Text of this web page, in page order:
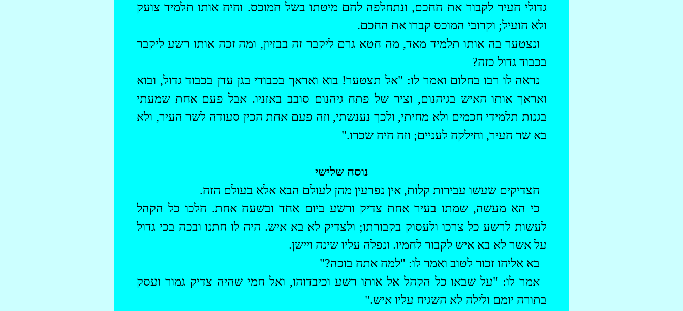
גדולי העיר לקבור את החכם, ונתחלפה להם מיטתו בשל המוכס. והיה אותו תלמיד צועק
ולא הועיל; וקרובי המוכס קברו את החכם.
‏ונצטער בה אותו תלמיד מאד, מה חטא גרם ליקבר זה בבזיון, ומה זכה אותו רשע ליקבר
בכבוד גדול כזה?
נראה לו רבו בחלום ואמר לו: "אל תצטער! בוא ואראך בכבודי בגן עדן בכבוד גדול, ובוא
ואראך אותו האיש בגיהנום, וציר של פתחגיהנום סובב באזניו. אבל פעם אחת שמעתי
בגנות תלמידי חכמים ולא מחיתי, ולכך נענשתי, וזה פעם אחת הכין סעודה לשר העיר, ולא
בא שר העיר, וחילקה לעניים; וזה היה שכרו."
נוסח שלישי
‏הצדיקים שעשו עבירות קלות, אין נפרעיןמהן לעולם הבא אלא בעולם הזה.
‏כי הא מעשה, שמתו בעיר אחת צדיק ורשע ביום אחד ובשעה אחת. הלכו כל הקהל
לעשות לרשע כל צרכו ולעסוק בקבורתו; ולצדיק לא בא איש. היה לו חתנו ובכה בכי גדול
על אשר לא בא איש לקבור לחמיו. ונפלה עליו שינה ויישן.
בא אליהו זכור לטוב ואמר לו: "למה אתה בוכה?"
אמר לו: "על שבאו כל הקהל אל אותו רשע וכיבדוהו, ואל חמי שהיה צדיק גמור ועסק
בתורה יומם ולילה לא השגיח עליו איש."